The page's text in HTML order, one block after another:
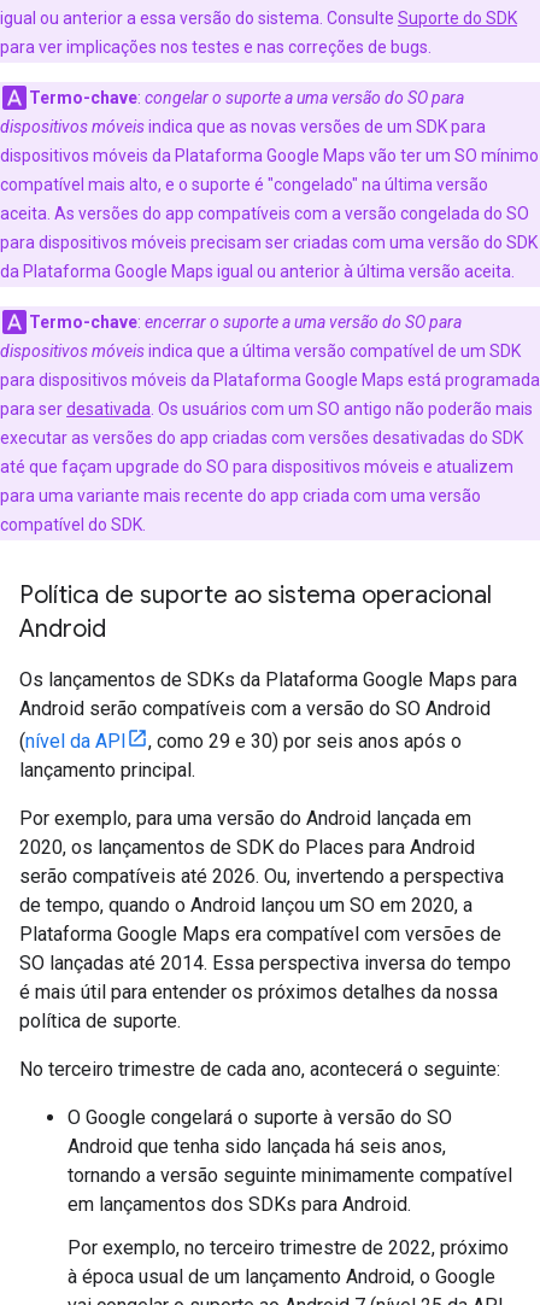
igual ou anterior a essa versão do sistema. Consulte Suporte do SDK
para ver implicações nos testes e nas correções de bugs.
Termo-chave: congelar o suporte a uma versão do SO para
dispositivos móveisindica que as novas versões de um SDK para
dispositivos móveis da Plataforma Google Maps vão ter um SO mínimo
compatível mais alto, e o suporte é "congelado" na última versão
aceita. As versões do app compatíveis com a versão congelada do SO
para dispositivos móveis precisam ser criadas com uma versão do SDK
da Plataforma Google Maps igual ou anterior à última versão aceita.
Termo-chave: encerrar o suporte a uma versão do SO para
dispositivos móveisindica que a última versão compatível de um SDK
para dispositivos móveis da Plataforma Google Maps está programada
para serdesativada . Os usuários com um SO antigo não poderão mais
executar as versões do app criadas com versões desativadas do SDK
até que façam upgrade do SO para dispositivos móveis e atualizem
para uma variante mais recente do app criada com uma versão
compatível do SDK.
Política de suporte ao sistema operacional
Android
Os lançamentos de SDKs da Plataforma Google Maps para
Android serão compatíveis com a versão do SO Android
(nível da API
, como 29 e 30) por seis anos após o
lançamento principal.
Por exemplo, para uma versão do Android lançada em
2020, os lançamentos de SDK do Places para Android
serão compatíveis até 2026. Ou, invertendo a perspectiva
de tempo, quando o Android lançou um SO em 2020, a
Plataforma Google Maps era compatível com versões de
SO lançadas até 2014. Essa perspectiva inversa do tempo
é mais útil para entender os próximos detalhes da nossa
política de suporte.
No terceiro trimestre de cada ano, acontecerá o seguinte:
O Google congelará o suporte à versão do SO
Android que tenha sido lançada há seis anos,
tornando a versão seguinte minimamente compatível
em lançamentos dos SDKs para Android.
Por exemplo, no terceiro trimestre de 2022, próximo
à época usual de um lançamento Android, o Google